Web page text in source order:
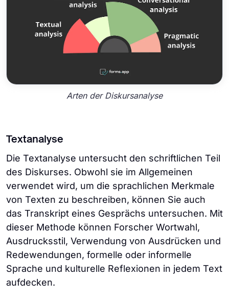
Arten der Diskursanalyse
Textanalyse
Die Textanalyse untersucht den schriftlichen Teil
des Diskurses. Obwohl sie im Allgemeinen
verwendet wird, um die sprachlichen Merkmale
von Texten zu beschreiben, können Sie auch
das Transkript eines Gesprächs untersuchen. Mit
dieser Methode können Forscher Wortwahl,
Ausdrucksstil, Verwendung von Ausdrücken und
Redewendungen, formelle oder informelle
Sprache und kulturelle Reflexionen in jedem Text
aufdecken.